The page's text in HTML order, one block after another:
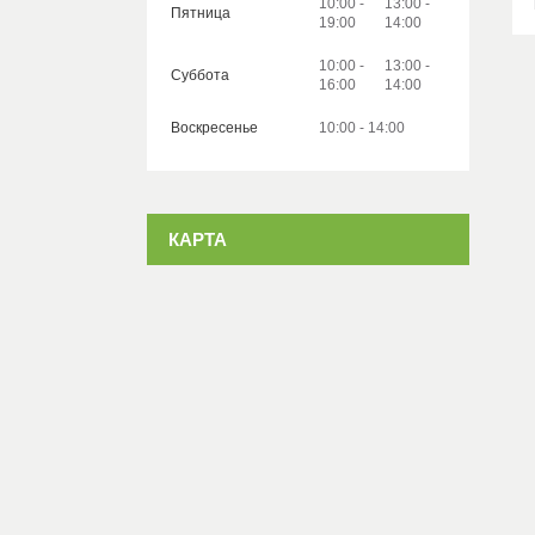
Пятница
10:00
19:00
13:00
14:00
Суббота
10:00
16:00
13:00
14:00
Воскресенье 10:00 14:00
КАРТА